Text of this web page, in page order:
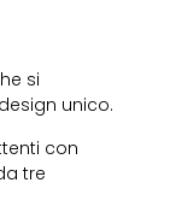
si
unico.
con
tre